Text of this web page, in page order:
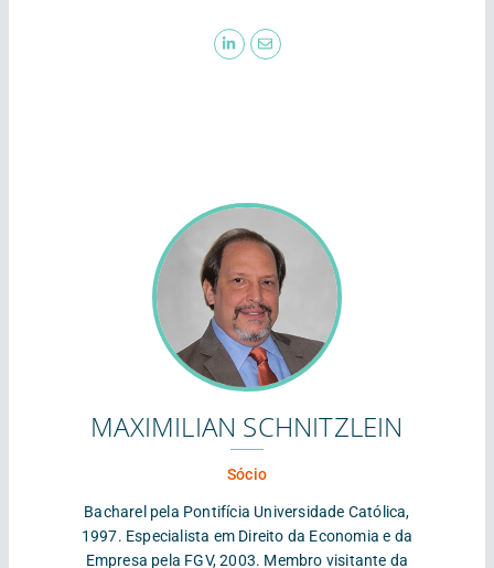
MAXIMILIAN SCHNITZLEIN
Sócio
Bacharel pela Pontifícia Universidade Católica,
1997. Especialista em Direito da Economia e da
Empresa pela FGV, 2003. Membro visitante da